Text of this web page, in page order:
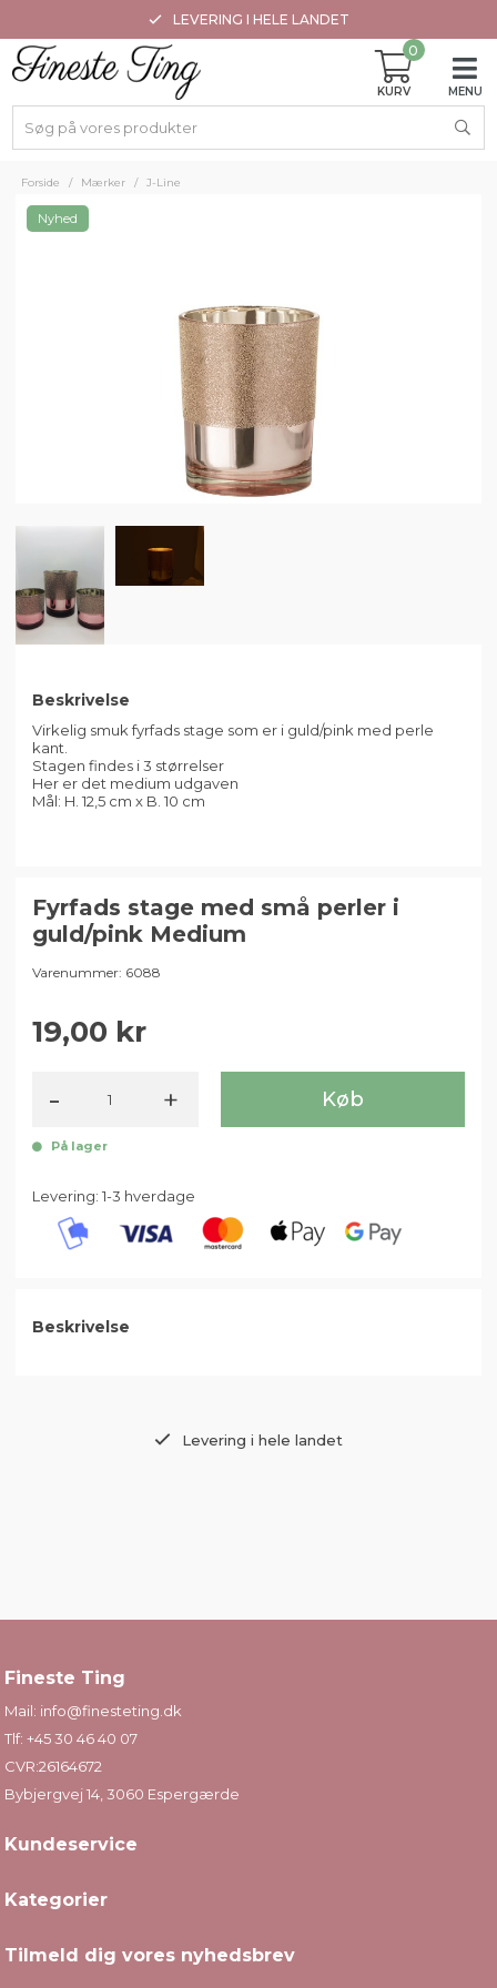
LEVERING I HELE LANDET
0
Forside / Mærker / J-Line
Nyhed
Beskrivelse
Virkelig smuk fyrfads stage som er i guld/pink med perle
kant.
Stagen findes i 3 størrelser
Her er det medium udgaven
Mål: H. 12,5 cm x B. 10 cm
Fyrfads stage med små perler i
guld/pink Medium
Varenummer: 6088
19,00
+
- Køb
På lager
Levering: 1-3 hverdage
Beskrivelse
Levering i hele landet
Fineste Ting
Mail: info@finesteting.dk
Tlf:+45 30 46 40 07
CVR:26164672
Bybjergvej 14, 3060 Espergærde
Kundeservice
Kategorier
Tilmeld dig vores nyhedsbrev